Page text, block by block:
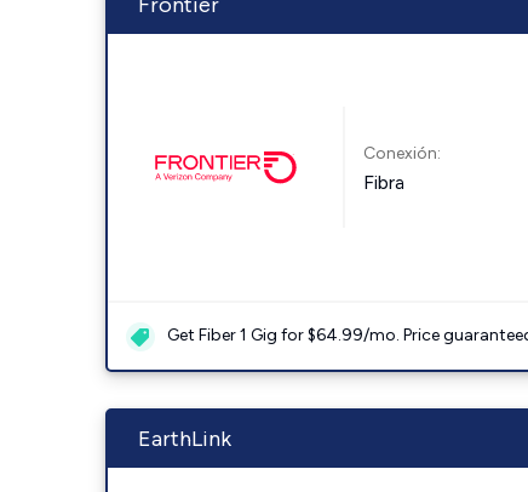
Conexión:
Fibra
Get Fiber 1 Gig for $64.99/mo. Price
EarthLink